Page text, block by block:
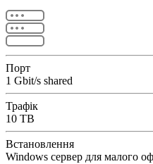
Порт
1 Gbit/s shared
Трафік
10 TB
Встановлення
Windows cервер для малого